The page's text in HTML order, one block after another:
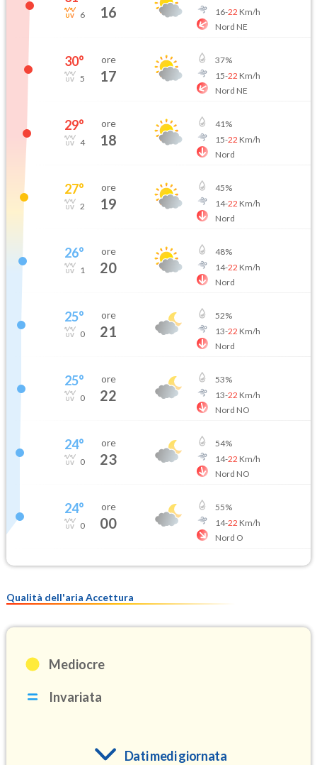
6 16
16-22 Km/h
Nord NE
30°
5
ore
17
37%
15-22 Km/h
Nord NE
29°
4
ore
18
41%
15-22 Km/h
Nord
27°
2
ore
19
45%
14-22 Km/h
Nord
26°
1
ore
20
48%
14-22 Km/h
Nord
25°
0
ore
21
52%
13-22 Km/h
Nord
25°
0
ore
22
53%
13-22 Km/h
Nord NO
24°
0
ore
23
54%
14-22 Km/h
Nord NO
24°
0
ore
00
55%
14-22 Km/h
Nord O
Qualità dell'aria Accettura
Mediocre
Invariata
Dati medi giornata